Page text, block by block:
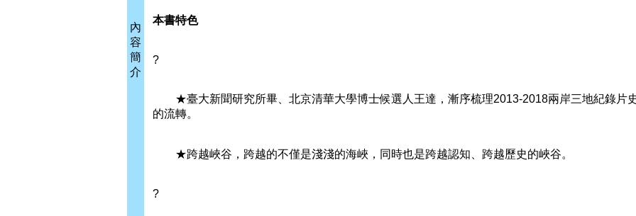
內
容
簡
介
本書特色
?
★臺大新聞研究所畢、北京清華大學博士候選人王達，漸序梳理2013-2018兩岸三地紀錄片
的流轉。
★跨越峽谷，跨越的不僅是淺淺的海峽，同時也是跨越認知、跨越歷史的峽谷。
?